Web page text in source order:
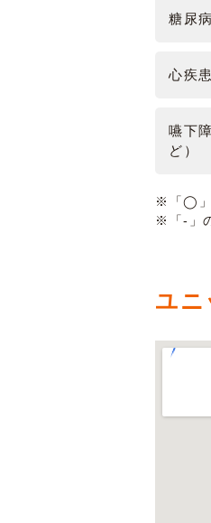
糖尿病
心疾患
嚥下
ど）
※「◯」
※「-」
ユニ